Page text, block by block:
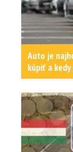
Auto je
kúpiť a